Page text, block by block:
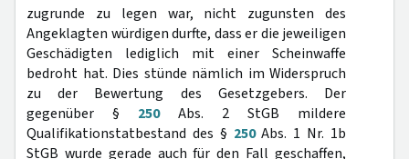
zugrunde zu legen war, nicht zugunsten des
Angeklagten würdigen durfte, dass er die jeweiligen
Geschädigten lediglich mit einer Scheinwaffe
bedroht hat. Dies stünde nämlich im Widerspruch
zu der Bewertung des Gesetzgebers. Der
gegenüber § 250Abs. 2 StGB mildere
Qualifikationstatbestand des § 250Abs. 1 Nr. 1b
StGB wurde gerade auch für den Fall geschaffen,